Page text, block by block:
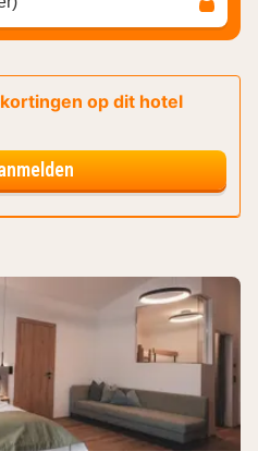
op dit hotel